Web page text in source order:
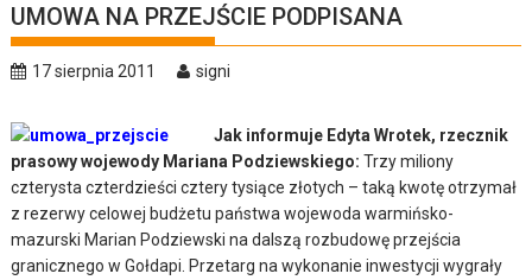
UMOWA NA PRZEJŚCIE PODPISANA
17 sierpnia 2011 signi
Jak informuje Edyta Wrotek, rzecznik
prasowy wojewody Mariana Podziewskiego: Trzy miliony
czterysta czterdzieści cztery tysiące złotych – taką kwotę otrzymał
z rezerwy celowej budżetu państwa wojewoda warmińsko-
mazurski Marian Podziewski na dalszą rozbudowę przejścia
granicznego w Gołdapi. Przetarg na wykonanie inwestycji wygrały